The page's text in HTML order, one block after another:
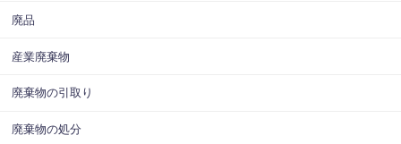
廃品
産業廃棄物
廃棄物の引取り
廃棄物の処分